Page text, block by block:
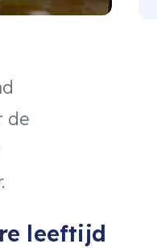
de
leeftijd